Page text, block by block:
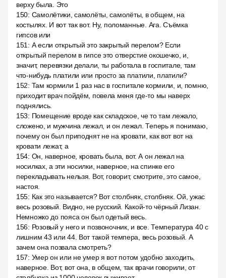
верху была. Это
150: Самолётики, самолёты, самолёты, в общем, на
костылях. И вот так вот. Ну, поломанные. Ага. Съёмка
гипсов или
151 : А если открытый это закрытый перелом? Если
открытый перелом в гипсе это отверстие окошечко, и,
значит, перевязки делали, ты работала в госпитале, там
что-нибудь платили или просто за платили, платили?
152: Там кормили 1 раз нас в госпитале кормили, и, помню,
приходит врач пойдём, повела меня где-то мы наверх
поднялись.
153: Помещение вроде как складское, че то там лежало,
сложено, и мужчина лежал, и он лежал. Теперь я понимаю,
почему он был приподнят не на кровати, как вот вот на
кровати лежат, а
154: Он, наверное, кровать была, вот. А он лежал на
носилках, а эти носилки, наверное, на спинке его
перекладывать нельзя. Вот, говорит, смотрите, это самое,
настоя.
155: Как это называется? Вот столбняк, столбняк. Ой, ужас
весь розовый. Видно, не русский. Какой-то чёрный Лизан.
Немножко до пояса он был одетый весь.
156: Розовый у него и позвоночник, и все. Температура 40 с
лишним 43 или 44. Вот такой темпера, весь розовый. А
зачем она позвала смотреть?
157: Умер он или не умер я вот потом удобно заходить,
наверное. Вот, вот она, в общем, так врачи говорили, от